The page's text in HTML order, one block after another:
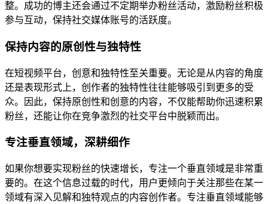
整。成功的博主还会通过不定期举办粉丝活动，激励粉丝积极
参与互动，保持社交媒体账号的活跃度。
保持内容的原创性与独特性
在短视频平台，创意和独特性至关重要。无论是从内容的角度
还是表现形式上，创作者的独特性往往能够吸引到更多的受
众。因此，保持原创性和创意的内容，不仅能帮助你迅速积累
粉丝，还能让你在竞争激烈的社交平台中脱颖而出。
专注垂直领域，深耕细作
如果你想要实现粉丝的快速增长，专注一个垂直领域是非常重
要的。在这个信息过载的时代，用户更倾向于关注那些在某一
领域有深入见解和独特观点的内容创作者。专注垂直领域能够